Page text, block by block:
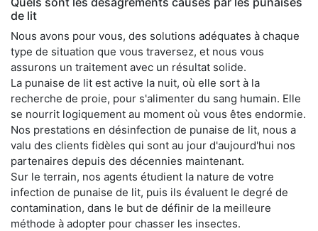
de lit
Nous avons pour vous, des solutions adéquates à chaque
type de situation que vous traversez, et nous vous
assurons un traitement avec un résultat solide.
La punaise de lit est active la nuit, où elle sort à la
recherche de proie, pour s'alimenter du sang humain. Elle
se nourrit logiquement au moment où vous êtes endormie.
Nos prestations en désinfection de punaise de lit, nous a
valu des clients fidèles qui sont au jour d'aujourd'hui nos
partenaires depuis des décennies maintenant.
Sur le terrain, nos agents étudient la nature de votre
infection de punaise de lit, puis ils évaluent le degré de
contamination, dans le but de définir de la meilleure
méthode à adopter pour chasser les insectes.